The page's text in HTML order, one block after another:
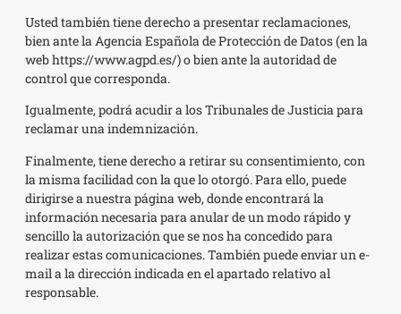
Usted también tiene derecho a presentar reclamaciones,
bien ante la Agencia Española de Protección de Datos (en la
web https://www.agpd.es/) o bien ante la autoridad de
control que corresponda.
Igualmente, podrá acudir a los Tribunales de Justicia para
reclamar una indemnización.
Finalmente, tiene derecho a retirar su consentimiento, con
la misma facilidad con la que lo otorgó. Para ello, puede
dirigirse a nuestra página web, donde encontrará la
información necesaria para anular de un modo rápido y
sencillo la autorización que se nos ha concedido para
realizar estas comunicaciones. También puede enviar un e-
mail a la dirección indicada en el apartado relativo al
responsable.